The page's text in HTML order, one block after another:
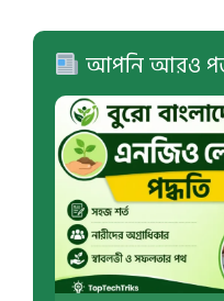
আপনি আরও